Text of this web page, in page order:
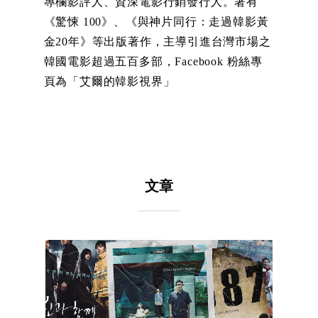
《驚悚 100》、《與神片同行：走過韓影黃
金20年》等出版著作，主導引進台灣市場之
韓國電影超過五百多部，Facebook 粉絲專
頁為「艾爾的韓影視界」
文章